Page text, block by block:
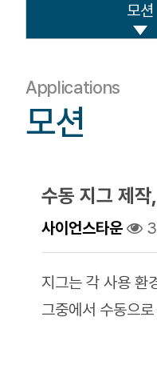
모션
Applications
모션
수동 지그 제
사이언스타운
지그는 각 사용 환
그중에서 수동으